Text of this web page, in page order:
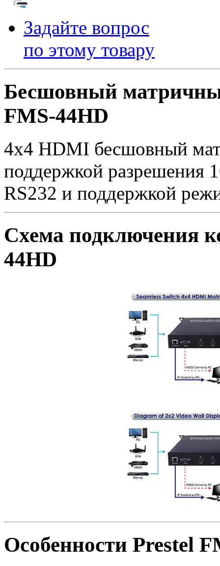
Задайте вопрос
по этому товару
Бесшовный
FMS-44HD
4x4 HDMI бесшовный
поддержкой разрешения
RS232 и поддержкой
Схема подключения
44HD
Особенности Prestel